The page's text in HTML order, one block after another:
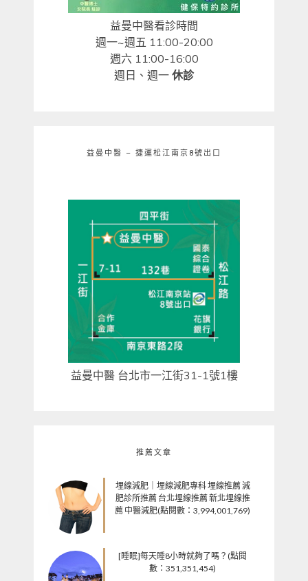
益曼中醫看診時間
週一~週五 11:00-20:00
週六 11:00-16:00
週日、週一 休診
益曼中醫 – 捷運松江南京8號出口
益曼中醫 台北市一江街31-1號1樓
推薦文章
埋線減肥｜埋線減肥專科 埋線推薦 減
肥診所推薦 台北埋線推薦 新北埋線推
薦 中醫減肥(點閱數：3,994,001,769)
[睡眠]每天睡8小時就夠了嗎？(點閱
數：351,351,454)